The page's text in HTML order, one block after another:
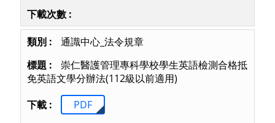
通識中心_法令規章
崇仁醫護管理專科學校學生英語檢測合格抵
免英語文學分辦法(112級以前適用)
PDF